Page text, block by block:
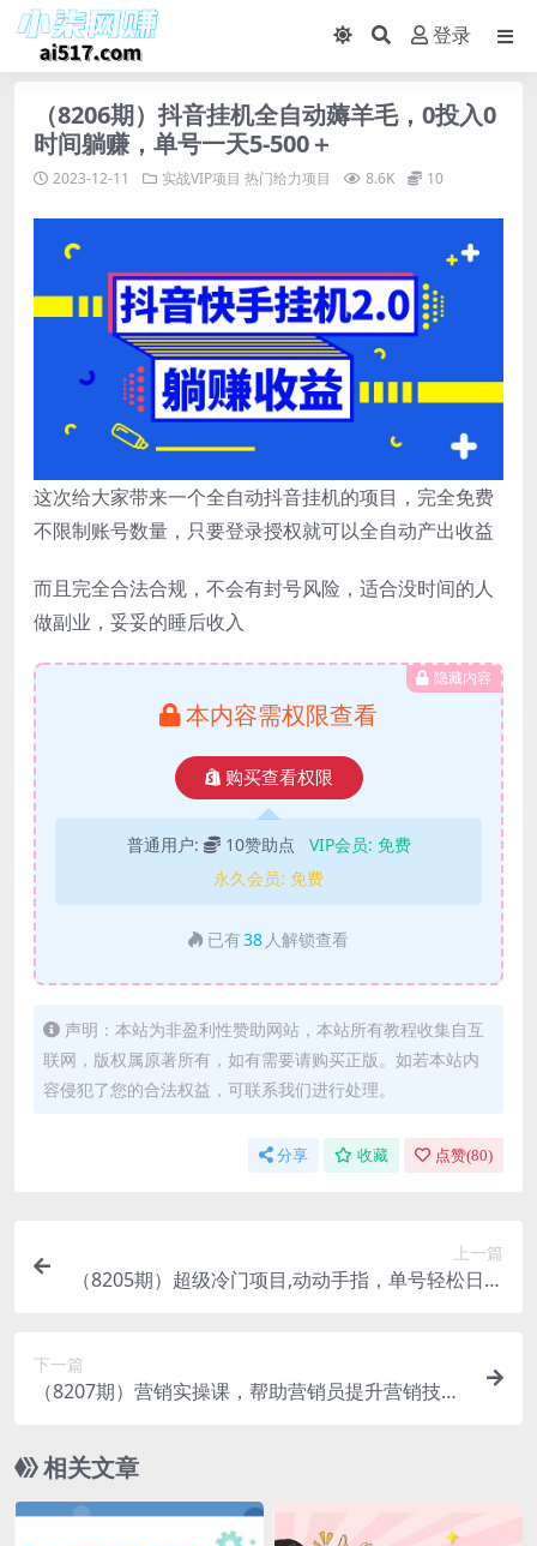
登录
（8206期）抖音挂机全自动薅羊毛，0投入0
时间躺赚，单号一天5-500＋
2023-12-11 实战VIP项目 热门给力项目 8.6K 10
这次给大家带来一个全自动抖音挂机的项目，完全免费
不限制账号数量，只要登录授权就可以全自动产出收益
而且完全合法合规，不会有封号风险，适合没时间的人
做副业，妥妥的睡后收入
隐藏内容
本内容需权限查看
购买查看权限
普通用户: 10赞助点 VIP会员: 免费
永久会员: 免费
已有38 人解锁查看
声明：本站为非盈利性赞助网站，本站所有教程收集自互
联网，版权属原著所有，如有需要请购买正版。如若本站内
容侵犯了您的合法权益，可联系我们进行处理。
分享 收藏 点赞(80)
上一篇
（8205期）超级冷门项目,动动手指，单号轻松日入
下一篇
（8207期）营销实操课，帮助营销员提升营销技能
相关文章